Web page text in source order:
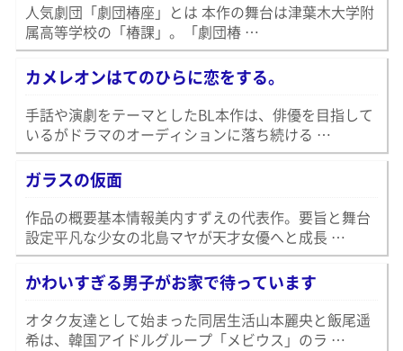
人気劇団「劇団椿座」とは 本作の舞台は津葉木大学附
属高等学校の「椿課」。「劇団椿 …
カメレオンはてのひらに恋をする。
手話や演劇をテーマとしたBL本作は、俳優を目指して
いるがドラマのオーディションに落ち続ける …
ガラスの仮面
作品の概要基本情報美内すずえの代表作。要旨と舞台
設定平凡な少女の北島マヤが天才女優へと成長 …
かわいすぎる男子がお家で待っています
オタク友達として始まった同居生活山本麗央と飯尾遥
希は、韓国アイドルグループ「メビウス」のラ …